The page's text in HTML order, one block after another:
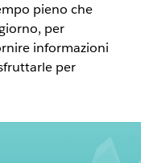
pieno che
per
informazioni
per